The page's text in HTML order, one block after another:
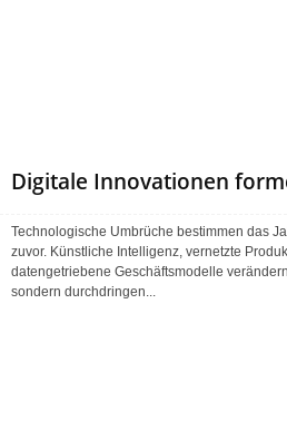
Digitale Innovationen
Technologische Umbrüche bestimmen das
zuvor. Künstliche Intelligenz, vernetzte
datengetriebene Geschäftsmodelle
sondern durchdringen...